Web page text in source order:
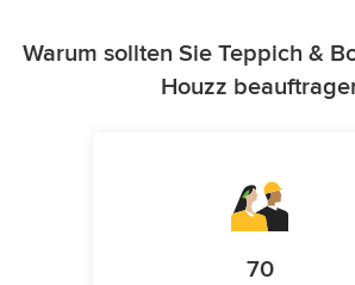
Warum sollten Sie Teppich &
Houzz
70